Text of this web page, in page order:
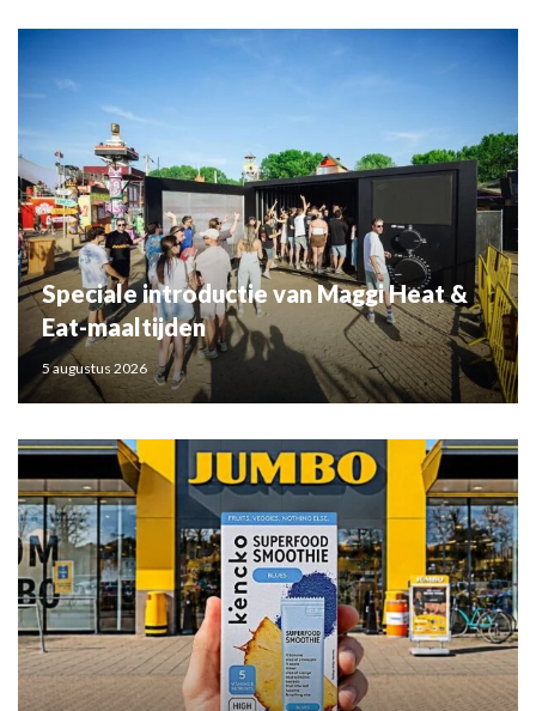
Speciale introductie van Maggi Heat &
Eat-maaltijden
5 augustus 2026